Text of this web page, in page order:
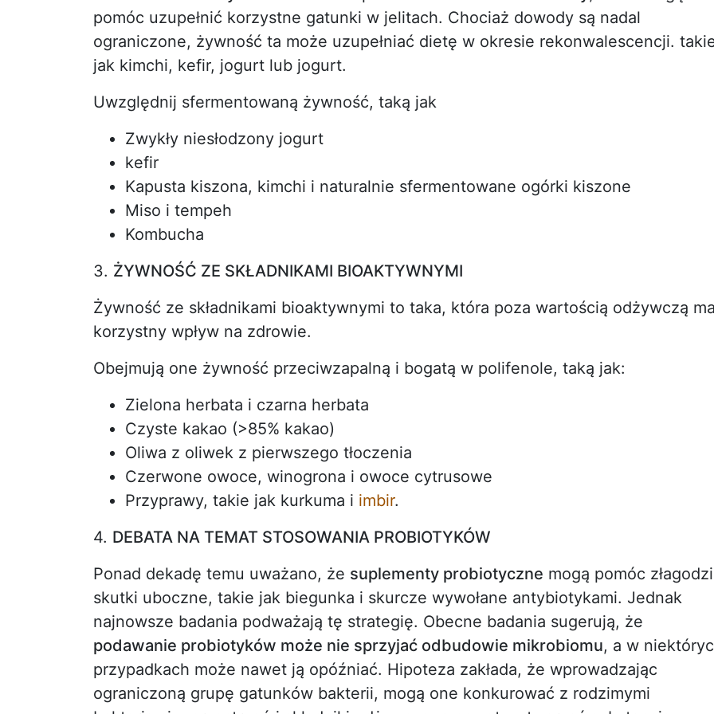
pomóc uzupełnić korzystne gatunki w jelitach. Chociaż dowody są nadal
ograniczone, żywność ta może uzupełniać dietę w okresie rekonwalescencji.
jak kimchi, kefir, jogurt lub jogurt.
Uwzględnij sfermentowaną żywność, taką jak
Zwykły niesłodzony jogurt
kefir
Kapusta kiszona, kimchi i naturalnie sfermentowane ogórki kiszone
Miso i tempeh
Kombucha
3. ŻYWNOŚĆ ZE SKŁADNIKAMI BIOAKTYWNYMI
Żywność ze składnikami bioaktywnymi to taka, która poza wartością odżywczą
korzystny wpływ na zdrowie.
Obejmują one żywność przeciwzapalną i bogatą w polifenole, taką jak:
Zielona herbata i czarna herbata
Czyste kakao (>85% kakao)
Oliwa z oliwek z pierwszego tłoczenia
Czerwone owoce, winogrona i owoce cytrusowe
Przyprawy, takie jak kurkuma i imbir.
4. DEBATA NA TEMAT STOSOWANIA PROBIOTYKÓW
Ponad dekadę temu uważano, że suplementy probiotyczne mogą pomóc
skutki uboczne, takie jak biegunka i skurcze wywołane antybiotykami. Jednak
najnowsze badania podważają tę strategię. Obecne badania sugerują, że
podawanie probiotyków może nie sprzyjać odbudowie mikrobiomu, a w
przypadkach może nawet ją opóźniać. Hipoteza zakłada, że wprowadzając
ograniczoną grupę gatunków bakterii, mogą one konkurować z rodzimymi